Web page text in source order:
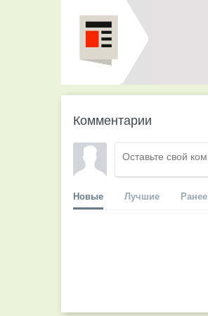
Комментарии
Новые Лучшие Ранее